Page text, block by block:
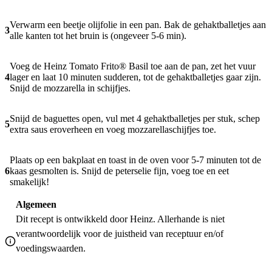
3
Verwarm een beetje olijfolie in een pan. Bak de gehaktballetjes aan
alle kanten tot het bruin is (ongeveer 5-6 min).
4
Voeg de Heinz Tomato Frito® Basil toe aan de pan, zet het vuur
lager en laat 10 minuten sudderen, tot de gehaktballetjes gaar zijn.
Snijd de mozzarella in schijfjes.
5
Snijd de baguettes open, vul met 4 gehaktballetjes per stuk, schep
extra saus eroverheen en voeg mozzarellaschijfjes toe.
6
Plaats op een bakplaat en toast in de oven voor 5-7 minuten tot de
kaas gesmolten is. Snijd de peterselie fijn, voeg toe en eet
smakelijk!
Algemeen
Dit recept is ontwikkeld door Heinz. Allerhande is niet
verantwoordelijk voor de juistheid van receptuur en/of
voedingswaarden.